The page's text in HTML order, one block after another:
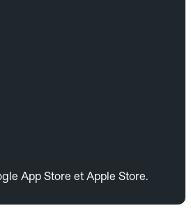
App Store et Apple Store.